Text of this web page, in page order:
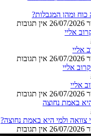
כוח ומהן המגבלות?
26/07/2026 אין תגובות
אליי
26/07/2026 אין תגובות
אליי
26/07/2026 אין תגובות
צוואה ולמי היא באמת נחוצה?
26/07/2026 אין תגובות